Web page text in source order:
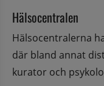
Hälsocentralen
Hälsocentralerna
där bland annat
kurator och